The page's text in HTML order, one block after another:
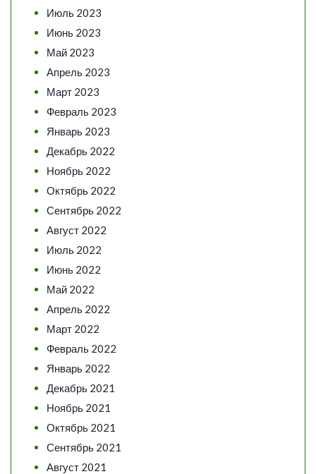
Июль 2023
Июнь 2023
Май 2023
Апрель 2023
Март 2023
Февраль 2023
Январь 2023
Декабрь 2022
Ноябрь 2022
Октябрь 2022
Сентябрь 2022
Август 2022
Июль 2022
Июнь 2022
Май 2022
Апрель 2022
Март 2022
Февраль 2022
Январь 2022
Декабрь 2021
Ноябрь 2021
Октябрь 2021
Сентябрь 2021
Август 2021